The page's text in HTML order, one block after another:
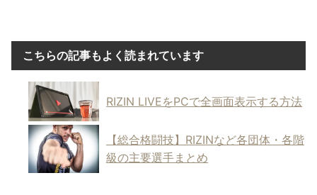
こちらの記事もよく読まれています
RIZIN LIVEをPCで全画面表示する方法
【総合格闘技】RIZINなど各団体・各階
級の主要選手まとめ